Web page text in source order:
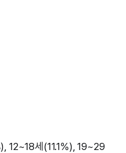
12~18세(11.1%), 19~29